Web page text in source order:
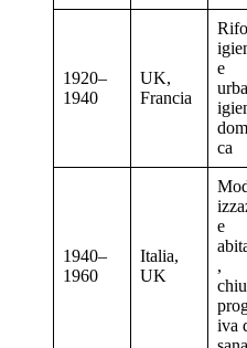
1920–
1940
UK,
Francia
e
ca
1940–
1960
Italia,
UK
e
,
iva